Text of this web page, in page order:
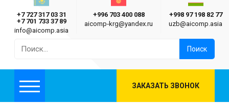
Asia International Company
+7 727 317 03 31
+7 701 733 37 89
info@aicomp.asia
+996 703 400 088
aicomp‑krg@yandex.ru
+998 97 198 82 77
uzb@aicomp.asia
Меню ЗАКАЗАТЬ ЗВОНОК